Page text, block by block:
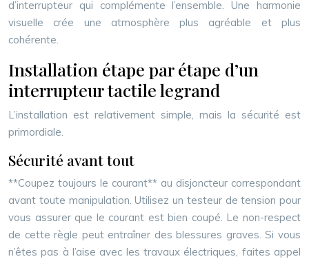
d’interrupteur qui complémente l’ensemble. Une harmonie
visuelle crée une atmosphère plus agréable et plus
cohérente.
Installation étape par étape d’un
interrupteur tactile legrand
L’installation est relativement simple, mais la sécurité est
primordiale.
Sécurité avant tout
**Coupez toujours le courant** au disjoncteur correspondant
avant toute manipulation. Utilisez un testeur de tension pour
vous assurer que le courant est bien coupé. Le non-respect
de cette règle peut entraîner des blessures graves. Si vous
n’êtes pas à l’aise avec les travaux électriques, faites appel